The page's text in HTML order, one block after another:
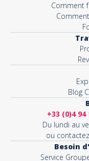
Comment
Blog
+33 (0)4 94
Du lundi au
ou
Besoin
Service